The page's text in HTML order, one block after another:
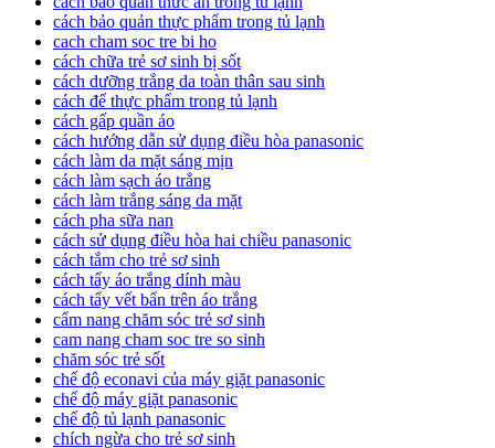
cách bảo quản thực phẩm trong tủ lạnh
cach cham soc tre bi ho
cách chữa trẻ sơ sinh bị sốt
cách dưỡng trắng da toàn thân sau sinh
cách để thực phẩm trong tủ lạnh
cách gấp quần áo
cách hướng dẫn sử dụng điều hòa panasonic
cách làm da mặt sáng mịn
cách làm sạch áo trắng
cách làm trắng sáng da mặt
cách pha sữa nan
cách sử dụng điều hòa hai chiều panasonic
cách tắm cho trẻ sơ sinh
cách tẩy áo trắng dính màu
cách tẩy vết bẩn trên áo trắng
cẩm nang chăm sóc trẻ sơ sinh
cam nang cham soc tre so sinh
chăm sóc trẻ sốt
chế độ econavi của máy giặt panasonic
chế độ máy giặt panasonic
chế độ tủ lạnh panasonic
chích ngừa cho trẻ sơ sinh